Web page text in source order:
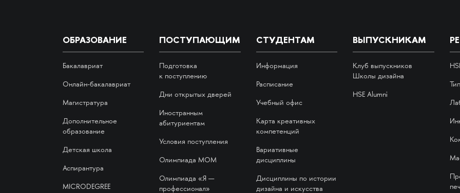
ОБРАЗОВАНИЕ
Бакалавриат
Онлайн-бакалавриат
Магистратура
Дополнительное
образование
Детская школа
Аспирантура
MICRODEGREE
ПОСТУПАЮЩИМ
Подготовка
к поступлению
Дни открытых дверей
Иностранным
абитуриентам
Условия поступления
Олимпиада МОМ
Олимпиада «Я —
профессионал»
СТУДЕНТАМ
Информация
Расписание
Учебный офис
Карта креативных
компетенций
Вариативные
дисциплины
Дисциплины по истории
дизайна и искусства
ВЫПУСКНИКАМ
Клуб выпускников
Школы дизайна
HSE Alumni